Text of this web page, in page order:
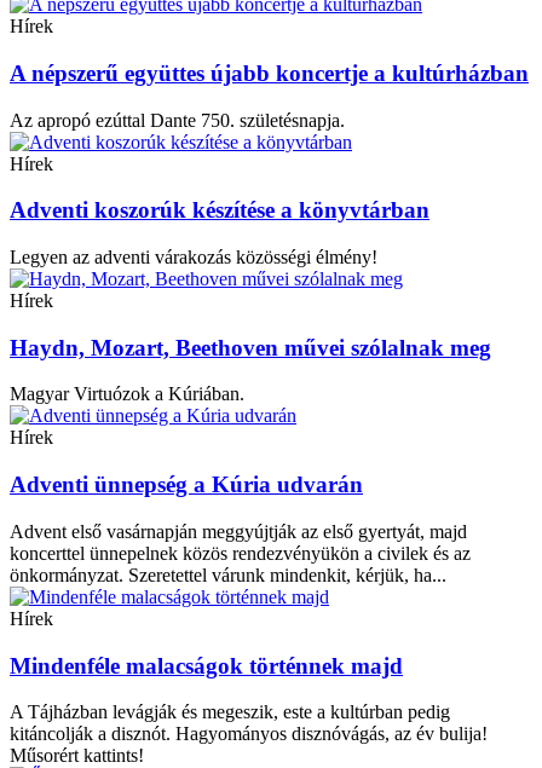
Hírek
A népszerű együttes újabb koncertje a kultúrházban
Az apropó ezúttal Dante 750. születésnapja.
Hírek
Adventi koszorúk készítése a könyvtárban
Legyen az adventi várakozás közösségi élmény!
Hírek
Haydn, Mozart, Beethoven művei szólalnak meg
Magyar Virtuózok a Kúriában.
Hírek
Adventi ünnepség a Kúria udvarán
Advent első vasárnapján meggyújtják az első gyertyát, majd
koncerttel ünnepelnek közös rendezvényükön a civilek és az
önkormányzat. Szeretettel várunk mindenkit, kérjük, ha...
Hírek
Mindenféle malacságok történnek majd
A Tájházban levágják és megeszik, este a kultúrban pedig
kitáncolják a disznót. Hagyományos disznóvágás, az év bulija!
Műsorért kattints!